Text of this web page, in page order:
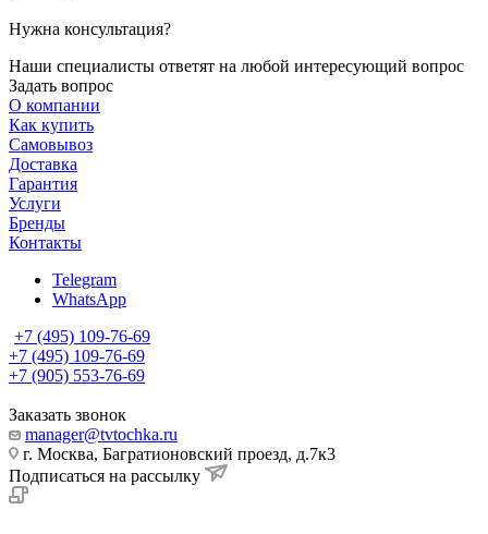
Нужна консультация?
Наши специалисты ответят на любой интересующий вопрос
Задать вопрос
О компании
Как купить
Самовывоз
Доставка
Гарантия
Услуги
Бренды
Контакты
Telegram
WhatsApp
+7 (495) 109-76-69
+7 (495) 109-76-69
+7 (905) 553-76-69
Заказать звонок
manager@tvtochka.ru
г. Москва, Багратионовский проезд, д.7к3
Подписаться на рассылку